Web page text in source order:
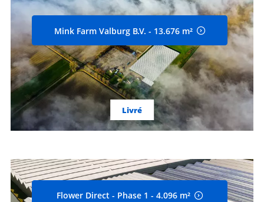
Mink Farm Valburg B.V. - 13.676 m²
Livré
Flower Direct - Phase 1 - 4.096 m²